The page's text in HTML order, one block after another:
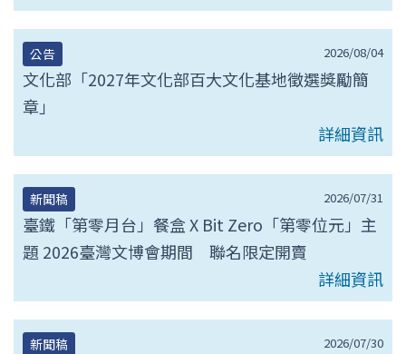
2026/08/04
公告
文化部「2027年文化部百大文化基地徵選獎勵簡
章」
詳細資訊
2026/07/31
新聞稿
臺鐵「第零月台」餐盒 X Bit Zero「第零位元」主
題 2026臺灣文博會期間 聯名限定開賣
詳細資訊
2026/07/30
新聞稿